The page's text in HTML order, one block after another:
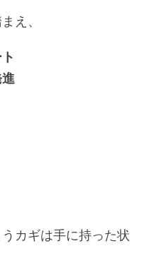
え、
カギは手に持った状